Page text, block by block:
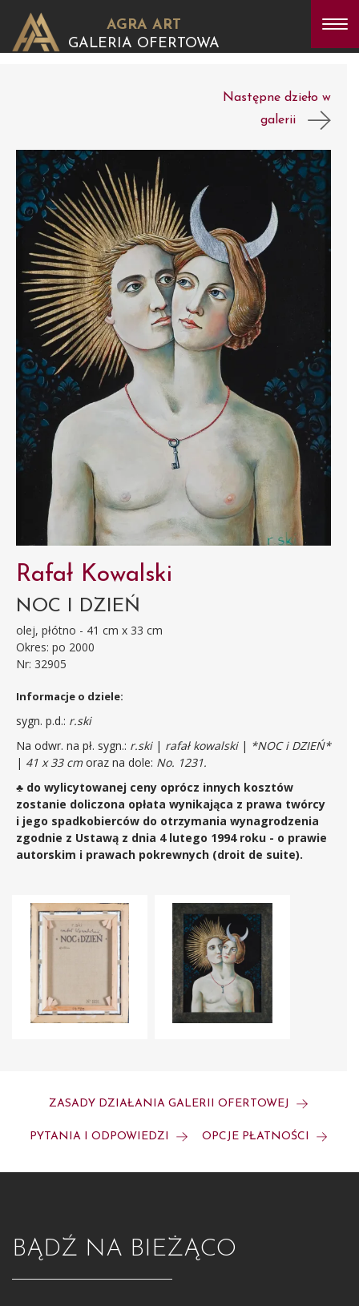
AGRA ART
GALERIA OFERTOWA
Następne dzieło w
galerii
Rafał Kowalski
NOC I DZIEŃ
olej, płótno - 41 cm x 33 cm
Okres: po 2000
Nr: 32905
Informacje o dziele:
sygn. p.d.: r.ski
Na odwr. na pł. sygn.: r.ski| rafał kowalski | *NOC i DZIEŃ*
| 41 x 33 cmoraz na dole: No. 1231.
♣ do wylicytowanej ceny oprócz innych kosztów
zostanie doliczona opłata wynikająca z prawa twórcy
i jego spadkobierców do otrzymania wynagrodzenia
zgodnie z Ustawą z dnia 4 lutego 1994 roku - o prawie
autorskim i prawach pokrewnych (droit de suite).
ZASADY DZIAŁANIA GALERII OFERTOWEJ
PYTANIA I ODPOWIEDZI OPCJE PŁATNOŚCI
BĄDŹ NA BIEŻĄCO